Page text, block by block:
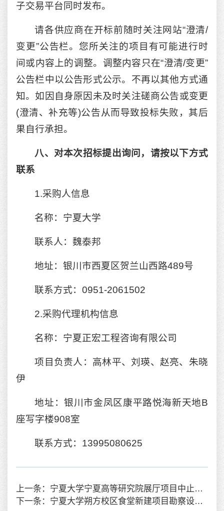
子交易平台同时发布。
请各供应商在开标前随时关注网站“澄清/
变更”公告栏。您所关注的项目有可能进行时
间或内容上的调整。调整内容只在“澄清/变更”
公告栏中以公告形式公示。不再以其他方式通
知。如因自身原因未及时关注磋商公告或变更
(澄清、补充等)公告从而导致投标失败，其后
果自行承担。
八、对本次招标提出询问，请按以下方式
联系
1.采购人信息
名称：宁夏大学
联系人：魏泰邦
地址：银川市西夏区贺兰山西路489号
联系方式：0951-2061502
2.采购代理机构信息
名称：宁夏正宏工程咨询有限公司
项目负责人：高林平、刘瑛、赵亮、朱晓
伊
地址：银川市金凤区康平路悦海新天地B
座写字楼908室
联系方式：13995080625
上一条：宁夏大学宁夏高等研究院展厅项目中止公告
下一条：宁夏大学朔方校区食堂新建项目勘察设计中标结果公告